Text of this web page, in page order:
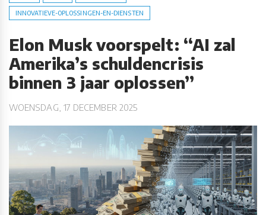
INNOVATIEVE-OPLOSSINGEN-EN-DIENSTEN
Elon Musk voorspelt: “AI zal
Amerika’s schuldencrisis
binnen 3 jaar oplossen”
WOENSDAG, 17 DECEMBER 2025